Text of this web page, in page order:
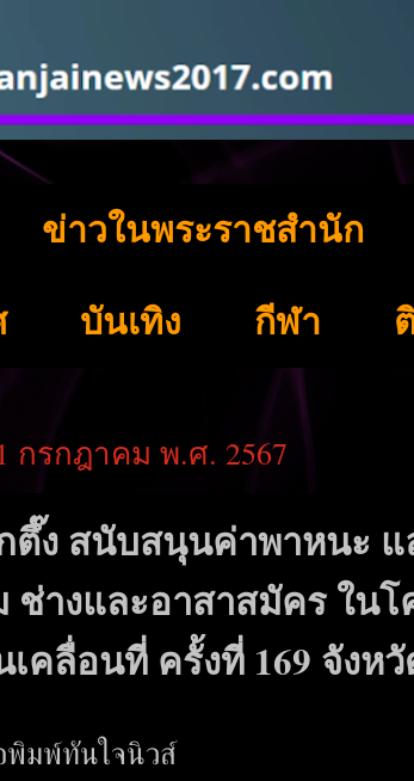
ข่าวในพระราชสำนัก
บันเทิง กีฬา
กรกฎาคม พ.ศ. 2567
ตึ๊ง สนับสนุนค่าพาหนะ
ช่างและอาสาสมัคร ใน
คลื่อนที่ ครั้งที่ 169 จังห
พิมพ์ทันใจนิวส์